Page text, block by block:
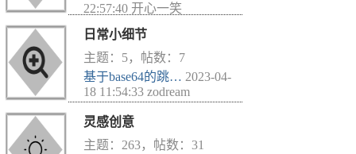
22:57:40 开心一笑
日常小细节
主题：5，帖数：7
基于base64的跳… 2023-04-
18 11:54:33 zodream
灵感创意
主题：263，帖数：31